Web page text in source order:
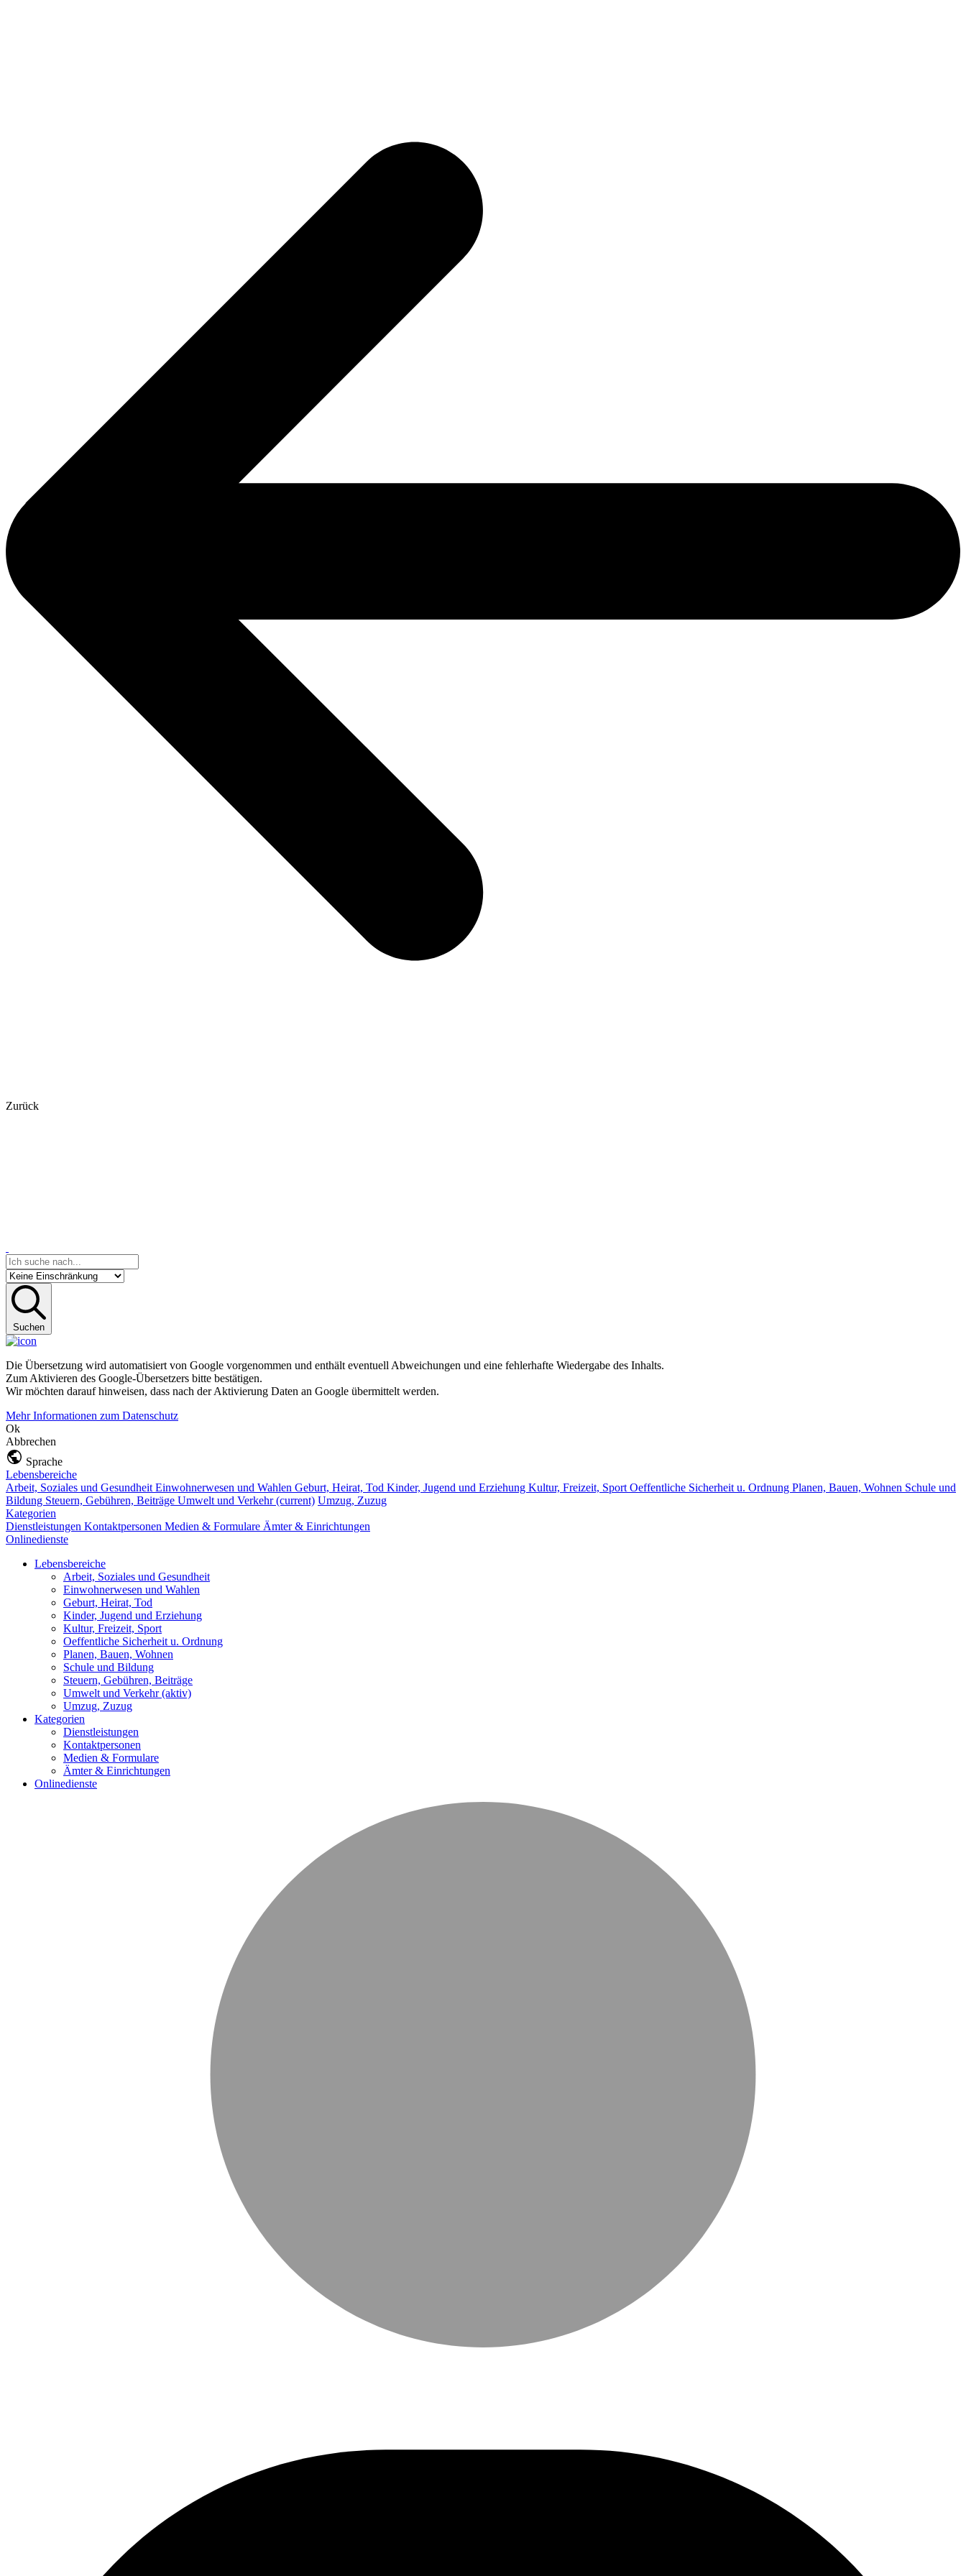
Zurück
Suchen
Die Übersetzung wird automatisiert von Google vorgenommen und enthält eventuell Abweichungen und eine fehlerhafte Wiedergabe des Inhalts.
Zum Aktivieren des Google-Übersetzers bitte bestätigen.
Wir möchten darauf hinweisen, dass nach der Aktivierung Daten an Google übermittelt werden.
Mehr Informationen zum Datenschutz
Ok
Abbrechen
Sprache
Lebensbereiche
Arbeit, Soziales und Gesundheit Einwohnerwesen und Wahlen Geburt, Heirat, Tod Kinder, Jugend und Erziehung Kultur, Freizeit, Sport Oeffentliche Sicherheit u. Ordnung Planen, Bauen, Wohnen Schule und
Bildung Steuern, Gebühren, Beiträge Umwelt und Verkehr(current) Umzug, Zuzug
Kategorien
Dienstleistungen Kontaktpersonen Medien & Formulare Ämter & Einrichtungen
Onlinedienste
Lebensbereiche
Arbeit, Soziales und Gesundheit
Einwohnerwesen und Wahlen
Geburt, Heirat, Tod
Kinder, Jugend und Erziehung
Kultur, Freizeit, Sport
Oeffentliche Sicherheit u. Ordnung
Planen, Bauen, Wohnen
Schule und Bildung
Steuern, Gebühren, Beiträge
Umwelt und Verkehr(aktiv)
Umzug, Zuzug
Kategorien
Dienstleistungen
Kontaktpersonen
Medien & Formulare
Ämter & Einrichtungen
Onlinedienste